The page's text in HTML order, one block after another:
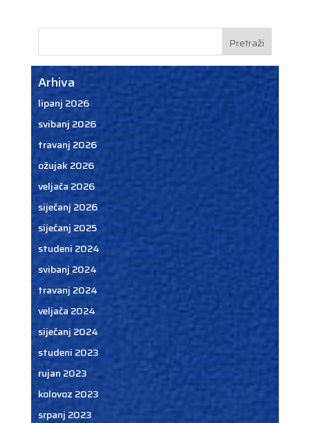
Arhiva
lipanj 2026
svibanj 2026
travanj 2026
ožujak 2026
veljača 2026
siječanj 2026
siječanj 2025
studeni 2024
svibanj 2024
travanj 2024
veljača 2024
siječanj 2024
studeni 2023
rujan 2023
kolovoz 2023
srpanj 2023